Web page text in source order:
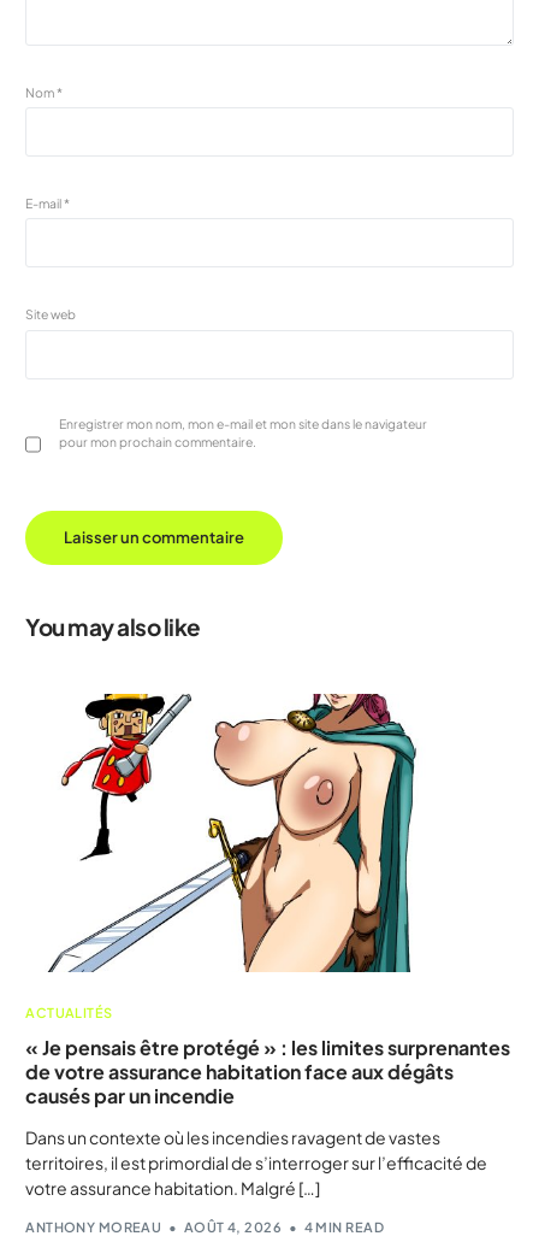
Nom*
E-mail*
Site web
Enregistrer mon nom, mon e-mail et mon site dans le navigateur
pour mon prochain commentaire.
You may also like
ACTUALITÉS
« Je pensais être protégé » : les limites surprenantes
de votre assurance habitation face aux dégâts
causés par un incendie
Dans un contexte où les incendies ravagent de vastes
territoires, il est primordial de s’interroger sur l’efficacité de
votre assurance habitation. Malgré […]
ANTHONY MOREAU AOÛT 4, 2026 4 MIN READ